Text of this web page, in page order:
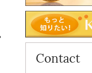
Contact